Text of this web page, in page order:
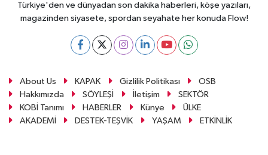
Türkiye'den ve dünyadan son dakika haberleri, köşe yazıları,
magazinden siyasete, spordan seyahate her konuda Flow!
About Us KAPAK Gizlilik Politikası
OSB
Hakkımızda
SÖYLEŞİ İletişim
SEKTÖR
KOBİ Tanımı
HABERLER Künye
ÜLKE
AKADEMİ
DESTEK-TEŞVİK YAŞAM ETKİNLİK